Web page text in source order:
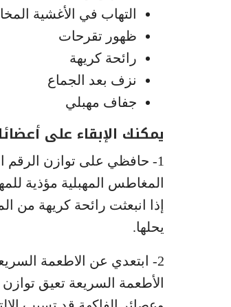
التهاب في الأغشية
ظهور تقرحات
رائحة كريهة
نزف بعد الجماع
جفاف مهبلي
يمكنك الإبقاء على
1- حافظي على توازن الرقم الهيدروجيني PH للمهبل بدون استخدام المغاطس
المغاطس المهبلية مؤذية
إذا انبعثت رائحة كريهة
يحلها.
2- ابتعدي عن الاطعمة السريعة والأطعمة المصنعة